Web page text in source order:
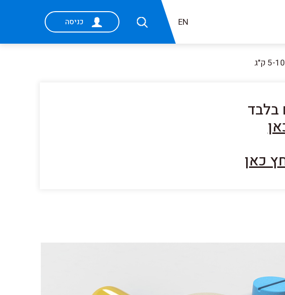
EN כניסה
בלבד
כאן